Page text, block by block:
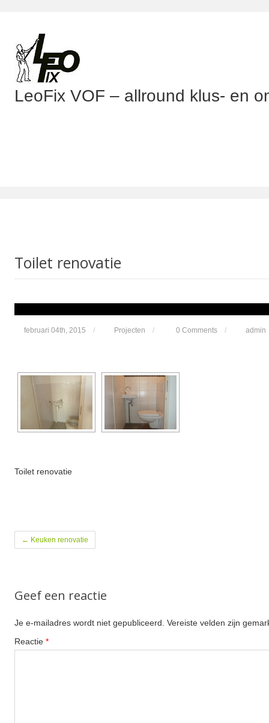
LeoFix VOF – allround klus- en
Toilet renovatie
februari 04th, 2015 / Projecten / 0 Comments / admin
Toilet renovatie
← Keuken renovatie
Geef een reactie
Je e-mailadres wordt niet gepubliceerd. Vereiste velden zijn
Reactie *